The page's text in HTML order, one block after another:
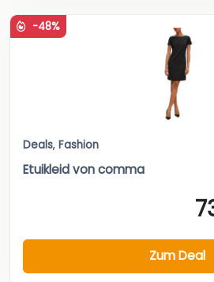
-48%
Deals, Fashion
Etuikleid von comma
Zum Deal